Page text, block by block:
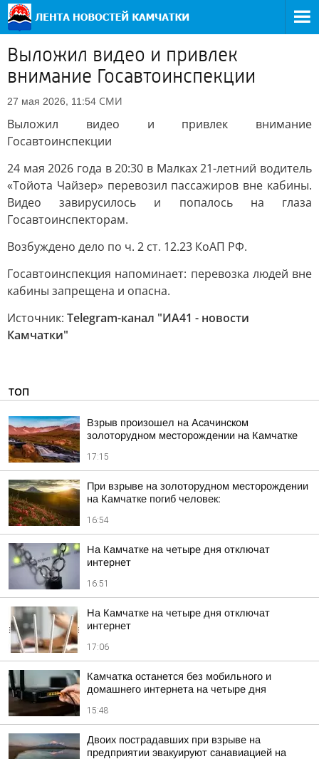
Выложил видео и привлек
внимание Госавтоинспекции
27 мая 2026, 11:54 СМИ
Выложил видео и привлек внимание
Госавтоинспекции
24 мая 2026 года в 20:30 в Малках 21-летний водитель
«Тойота Чайзер» перевозил пассажиров вне кабины.
Видео завирусилось и попалось на глаза
Госавтоинспекторам.
Возбуждено дело по ч. 2 ст. 12.23 КоАП РФ.
Госавтоинспекция напоминает: перевозка людей вне
кабины запрещена и опасна.
Источник: Telegram-канал "ИА41 - новости
Камчатки"
ТОП
Взрыв произошел на Асачинском
золоторудном месторождении на Камчатке
17:15
При взрыве на золоторудном месторождении
на Камчатке погиб человек:
16:54
На Камчатке на четыре дня отключат
интернет
16:51
На Камчатке на четыре дня отключат
интернет
17:06
Камчатка останется без мобильного и
домашнего интернета на четыре дня
15:48
Двоих пострадавших при взрыве на
предприятии эвакуируют санавиацией на